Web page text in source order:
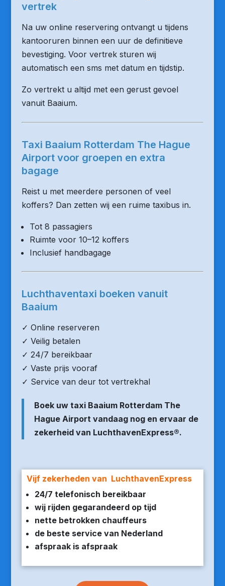
vertrek
Na uw online reservering ontvangt u tijdens
kantooruren binnen een uur de definitieve
bevestiging. Voor vertrek sturen wij
automatisch een sms met datum en tijdstip.
Zo vertrekt u altijd met een gerust gevoel
vanuit Baaium.
Taxi Baaium Rotterdam The Hague
Airport voor groepen en extra
bagage
Reist u met meerdere personen of veel
koffers? Dan zetten wij een ruime taxibus in.
Tot 8 passagiers
Ruimte voor 10–12 koffers
Inclusief handbagage
Luchthaventaxi boeken vanuit
Baaium
✓ Online reserveren
✓ Veilig betalen
✓ 24/7 bereikbaar
✓ Vaste prijs vooraf
✓ Service van deur tot vertrekhal
Boek uw taxi Baaium Rotterdam The
Hague Airport vandaag nog en ervaar de
zekerheid van LuchthavenExpress®.
Vijf zekerheden van LuchthavenExpress
24/7 telefonisch bereikbaar
wij rijden gegarandeerd op tijd
nette betrokken chauffeurs
de beste service van Nederland
afspraak is afspraak